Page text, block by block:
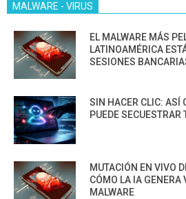
MALWARE - VIRUS
EL MALWARE MÁS
LATINOAMÉRICA
SESIONES
SIN HACER CLIC: ASÍ
PUEDE SECUESTRAR
MUTACIÓN EN VIVO
CÓMO LA IA GENERA
MALWARE